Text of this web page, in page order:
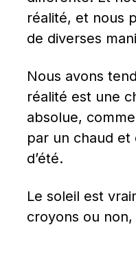
réalité, et nous
de diverses
Nous avons
réalité est une
absolue,
par un chaud et
d’été.
Le soleil est
croyons ou non,